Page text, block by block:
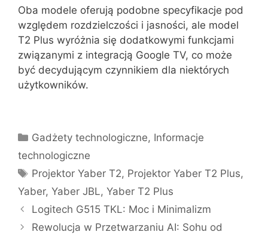
Oba modele oferują podobne specyfikacje pod
względem rozdzielczości i jasności, ale model
T2 Plus wyróżnia się dodatkowymi funkcjami
związanymi z integracją Google TV, co może
być decydującym czynnikiem dla niektórych
użytkowników.
Kategorie
Gadżety technologiczne, Informacje
technologiczne
Tagi
Projektor Yaber T2, Projektor Yaber T2 Plus,
Yaber, Yaber JBL, Yaber T2 Plus
Logitech G515 TKL: Moc i Minimalizm
Rewolucja w Przetwarzaniu AI: Sohu od